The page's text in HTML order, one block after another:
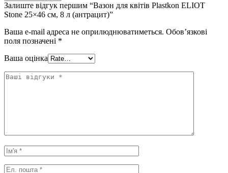
Залиште відгук першим “Вазон для квітів Plastkon ELIOT
Stone 25×46 см, 8 л (антрацит)”
Ваша e-mail адреса не оприлюднюватиметься. Обов’язкові
поля позначені *
Ваша оцінка